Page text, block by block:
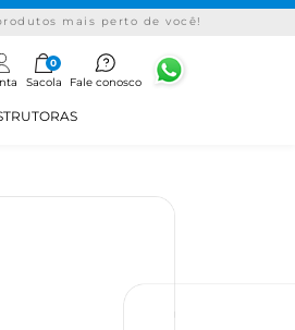
mais perto de você!
0
Sacola Fale conosco